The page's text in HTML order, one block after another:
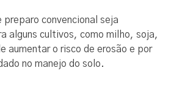
preparo convencional seja
alguns cultivos, como milho, soja,
aumentar o risco de erosão e por
no manejo do solo.